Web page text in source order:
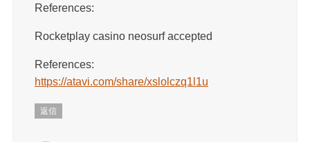
References:
Rocketplay casino neosurf accepted
References:
https://atavi.com/share/xslolczq1l1u
返信